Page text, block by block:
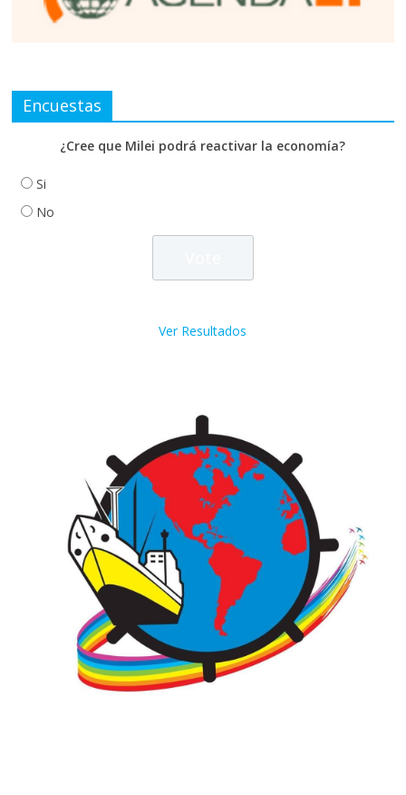
Encuestas
¿Cree que Milei podrá reactivar la economía?
Si
No
Ver Resultados